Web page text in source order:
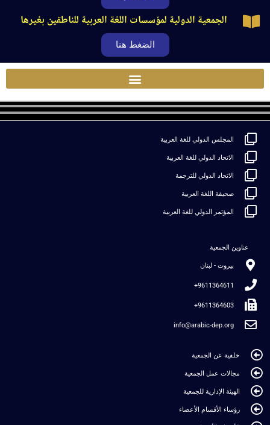
الجمعية الدولية لمؤسسات اللغة العربية للناطقين بغيرها
الضغط هنا
المجلس الدولي للغة العربية
الاتحاد الدولي للغة العربية
الاتحاد الدولي للترجمة
صحيفة اللغة العربية
المؤتمر الدولي للغة العربية
عناوين الجمعية
بيروت - لبنان
9611364611+
9611364603+
info@arabic-dep.org
خلفية عن الجمعية
مجالات عمل الجمعية
الهيئة الإدارية للجمعية
رؤساء الأقسام الأعضاء